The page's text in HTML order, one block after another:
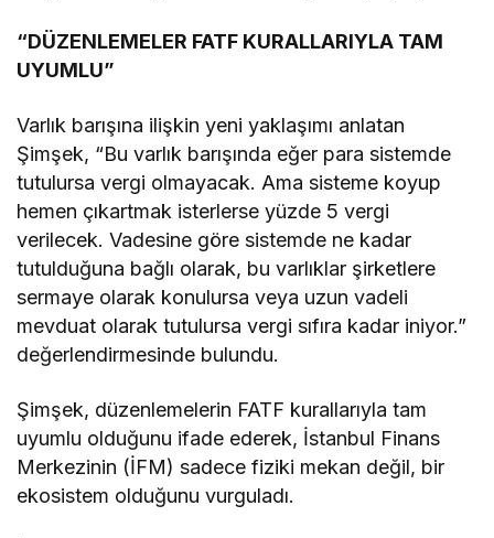
“DÜZENLEMELER FATF KURALLARIYLA TAM
UYUMLU”
Varlık barışına ilişkin yeni yaklaşımı anlatan
Şimşek, “Bu varlık barışında eğer para sistemde
tutulursa vergi olmayacak. Ama sisteme koyup
hemen çıkartmak isterlerse yüzde 5 vergi
verilecek. Vadesine göre sistemde ne kadar
tutulduğuna bağlı olarak, bu varlıklar şirketlere
sermaye olarak konulursa veya uzun vadeli
mevduat olarak tutulursa vergi sıfıra kadar iniyor.”
değerlendirmesinde bulundu.
Şimşek, düzenlemelerin FATF kurallarıyla tam
uyumlu olduğunu ifade ederek, İstanbul Finans
Merkezinin (İFM) sadece fiziki mekan değil, bir
ekosistem olduğunu vurguladı.